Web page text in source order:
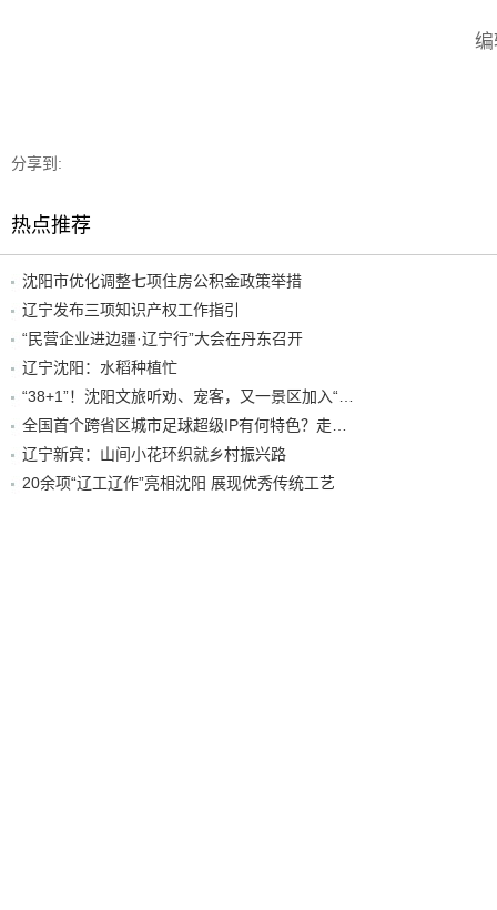
分享到:
热点推荐
沈阳市优化调整七项住房公积金政策举措
辽宁发布三项知识产权工作指引
“民营企业进边疆·辽宁行”大会在丹东召开
辽宁沈阳：水稻种植忙
辽宁新宾：山间小花环织就乡村振兴路
20余项“辽工辽作”亮相沈阳 展现优秀传统工艺